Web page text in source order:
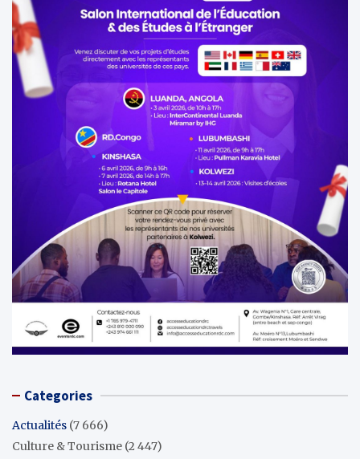
Categories
Actualités (7 666)
Culture & Tourisme (2 447)